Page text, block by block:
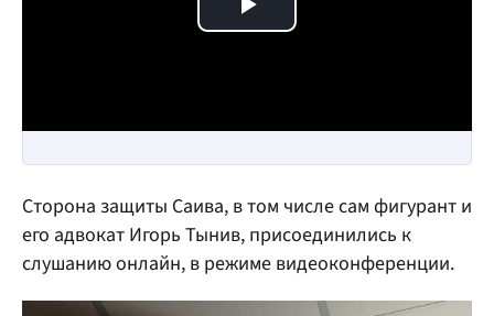
Play Video
Сторона защиты Саива, в том числе сам фигурант и
его адвокат Игорь Тынив, присоединились к
слушанию онлайн, в режиме видеоконференции.